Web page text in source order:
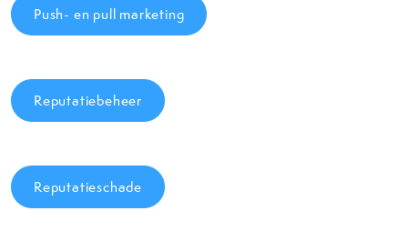
Push- en pull marketing
Reputatiebeheer
Reputatieschade